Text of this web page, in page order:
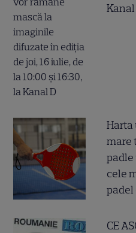
Kanal
mare
padle
cele
padel
CE